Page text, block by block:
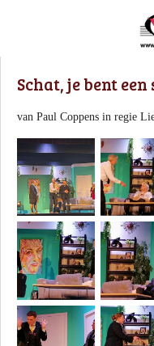
de
hoofdinhoud
Schat, je bent
van Paul Coppens in regie